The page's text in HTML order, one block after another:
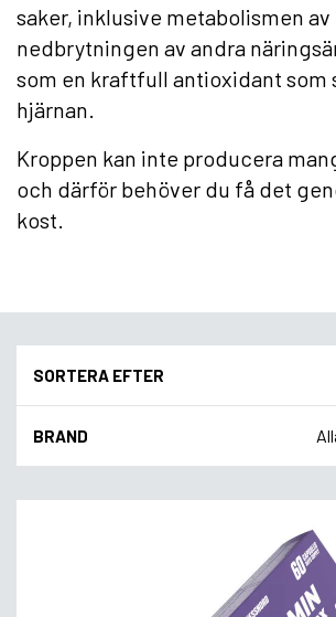
saker, inklusive metabolismen
nedbrytningen av andra
som en kraftfull antioxidant som
hjärnan.
Kroppen kan inte producera
och därför behöver du få det
kost.
SORTERA EFTER
BRAND